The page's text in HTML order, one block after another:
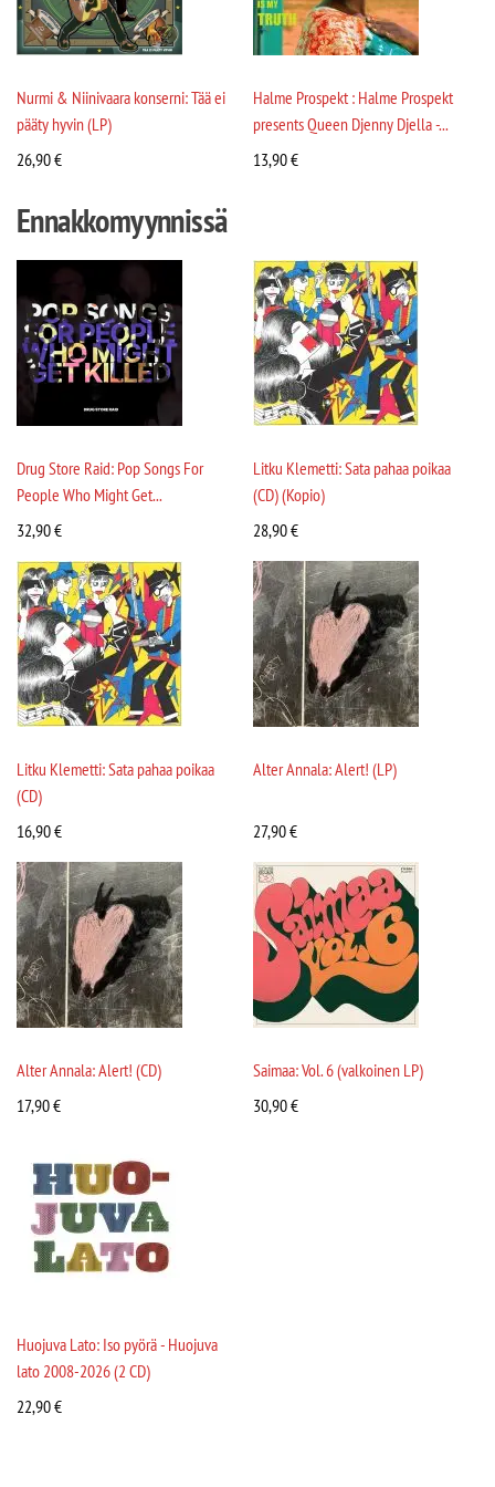
Nurmi & Niinivaara konserni: Tää ei
pääty hyvin (LP)
26,90€
Halme Prospekt : Halme Prospekt
presents Queen Djenny Djella -...
13,90€
Ennakkomyynnissä
Drug Store Raid: Pop Songs For
People Who Might Get...
32,90€
Litku Klemetti: Sata pahaa poikaa
(CD) (Kopio)
28,90€
Litku Klemetti: Sata pahaa poikaa
(CD)
16,90€
Alter Annala: Alert! (LP)
27,90€
Alter Annala: Alert! (CD)
17,90€
Saimaa: Vol. 6 (valkoinen LP)
30,90€
Huojuva Lato: Iso pyörä - Huojuva
lato 2008-2026 (2 CD)
22,90€